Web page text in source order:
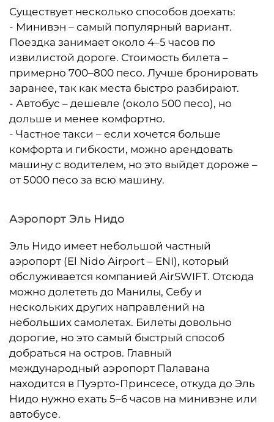
Существует несколько способов доехать:
- Минивэн – самый популярный вариант.
Поездка занимает около 4–5 часов по
извилистой дороге. Стоимость билета –
примерно 700–800 песо. Лучше бронировать
заранее, так как места быстро разбирают.
- Автобус – дешевле (около 500 песо), но
дольше и менее комфортно.
- Частное такси – если хочется больше
комфорта и гибкости, можно арендовать
машину с водителем, но это выйдет дороже –
от 5000 песо за всю машину.
Аэропорт Эль Нидо
Эль Нидо имеет небольшой частный
аэропорт (El Nido Airport – ENI), который
обслуживается компанией AirSWIFT. Отсюда
можно долететь до Манилы, Себу и
нескольких других направлений на
небольших самолетах. Билеты довольно
дорогие, но это самый быстрый способ
добраться на остров. Главный
международный аэропорт Палавана
находится в Пуэрто-Принсесе, откуда до Эль
Нидо нужно ехать 5–6 часов на минивэне или
автобусе.